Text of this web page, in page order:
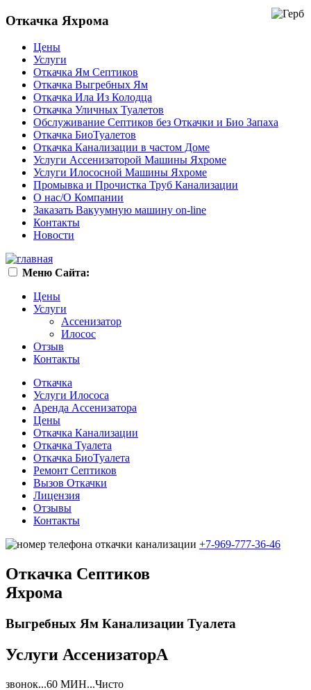
Откачка Яхрома
Цены
Услуги
Откачка Ям Септиков
Откачка Выгребных Ям
Откачка Ила Из Колодца
Откачка Уличных Туалетов
Обслуживание Септиков без Откачки и Био Запаха
Откачка БиоТуалетов
Откачка Канализации в частом Доме
Услуги Ассенизаторой Машины Яхроме
Услуги Илососной Машины Яхроме
Промывка и Прочистка Труб Канализации
О нас/О Компании
Заказать Вакуумную машину on-line
Контакты
Новости
Меню Сайта:
Цены
Услуги
Ассенизатор
Илосос
Отзыв
Контакты
Откачка
Услуги Илососа
Аренда Ассенизатора
Цены
Откачка Канализации
Откачка Туалета
Откачка БиоТуалета
Ремонт Септиков
Вызов Откачки
Лицензия
Отзывы
Контакты
+7-969-777-36-46
Откачка Cептиков
Яхрома
Выгребных Ям Канализации Туалета
Услуги АссенизаторА
звонок...60 МИН...Чисто